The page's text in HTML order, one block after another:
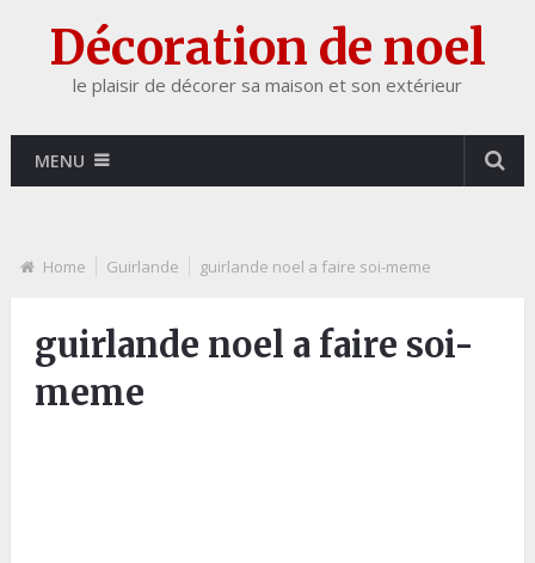
Décoration de noel
le plaisir de décorer sa maison et son extérieur
MENU
Home Guirlande guirlande noel a faire soi-meme
guirlande noel a faire soi-
meme